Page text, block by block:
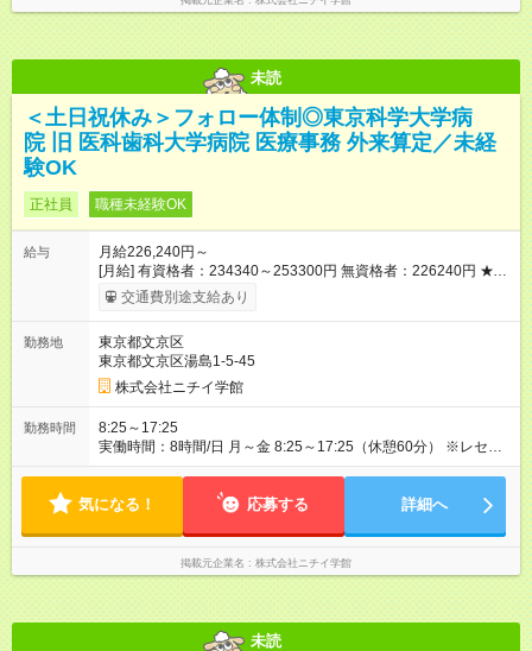
未読
＜土日祝休み＞フォロー体制◎東京科学大学病
院 旧 医科歯科大学病院 医療事務 外来算定／未経
験OK
正社員 職種未経験OK
給与
月給226,240円～
[月給] 有資格者：234340～253300円 無資格者：226240円 ★賞
与あり 年2回（業績による 初年度1回） ★キャリアアップ制度
あり 進級により給与がアップします！ 【試用期間】試用期間あ
す。
交通費別途支給あり
勤務地
東京都文京区
東京都文京区湯島1-5-45
株式会社ニチイ学館
勤務時間
8:25～17:25
実働時間：8時間/日 月～金 8:25～17:25（休憩60分） ※レセプ
ト業務がある部署のため、残業は月平均20時間あり
気になる！ 応募する 詳細へ
掲載元企業名 株式会社ニチイ学館
未読